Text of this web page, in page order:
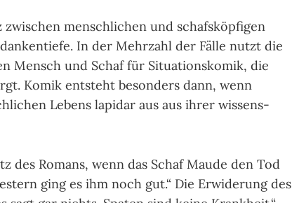
mensch­li­chen und schafs­köp­figen
In der Mehr­zahl der Fälle nutzt die
Mensch und Schaf für Situ­ations­komik, die
Komik ent­steht beson­ders dann, wenn
Lebens lapi­dar aus aus ihrer wis­sens­
des Romans, wenn das Schaf Maude den Tod
ging es ihm noch gut.“ Die Erwi­de­rung des